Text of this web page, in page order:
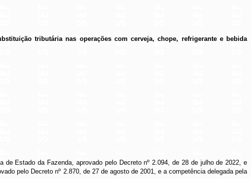
tributária nas operações com cerveja, chope, refrigerante e bebida
Estado da Fazenda, aprovado pelo Decreto nº 2.094, de 28 de julho de 2022, e
pelo Decreto nº 2.870, de 27 de agosto de 2001, e a competência delegada pela